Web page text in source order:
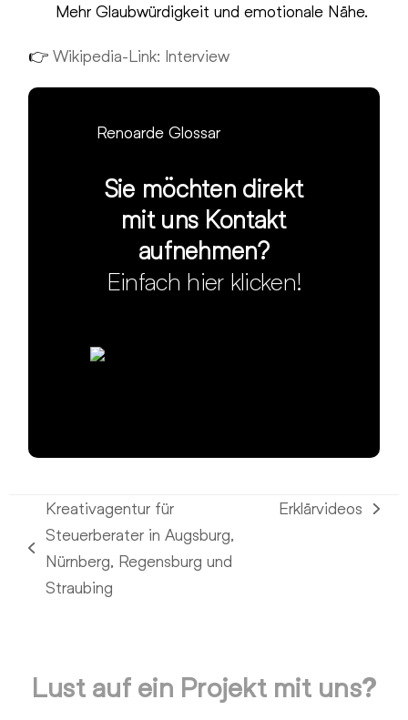
Mehr Glaubwürdigkeit und emotionale Nähe.
👉Wikipedia-Link: Interview
Renoarde Glossar
Sie möchten direkt
mit uns Kontakt
aufnehmen?
Einfach hier klicken!
vorheriger
Beitrag:
Kreativagentur für
Steuerberater in Augsburg,
Nürnberg, Regensburg und
Straubing
Nächster
Erklärvideos
Lust auf ein Projekt mit uns?